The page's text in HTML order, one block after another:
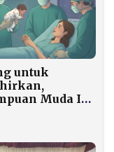
untuk
Muda Ini
Kantor